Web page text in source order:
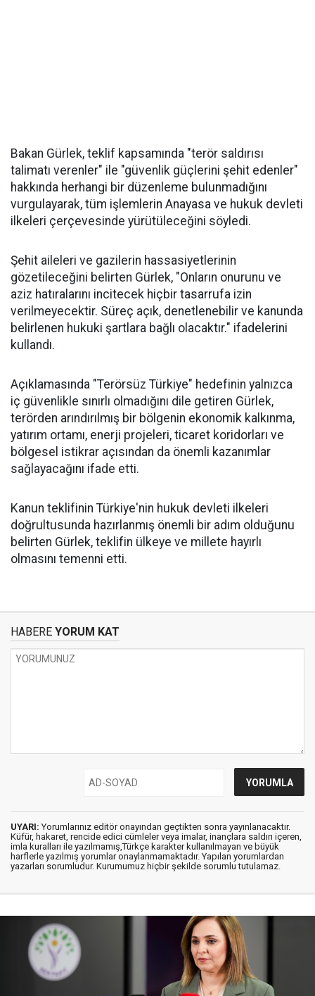
Bakan Gürlek, teklif kapsamında "terör saldırısı
talimatı verenler" ile "güvenlik güçlerini şehit edenler"
hakkında herhangi bir düzenleme bulunmadığını
vurgulayarak, tüm işlemlerin Anayasa ve hukuk devleti
ilkeleri çerçevesinde yürütüleceğini söyledi.
Şehit aileleri ve gazilerin hassasiyetlerinin
gözetileceğini belirten Gürlek, "Onların onurunu ve
aziz hatıralarını incitecek hiçbir tasarrufa izin
verilmeyecektir. Süreç açık, denetlenebilir ve kanunda
belirlenen hukuki şartlara bağlı olacaktır." ifadelerini
kullandı.
Açıklamasında "Terörsüz Türkiye" hedefinin yalnızca
iç güvenlikle sınırlı olmadığını dile getiren Gürlek,
terörden arındırılmış bir bölgenin ekonomik kalkınma,
yatırım ortamı, enerji projeleri, ticaret koridorları ve
bölgesel istikrar açısından da önemli kazanımlar
sağlayacağını ifade etti.
Kanun teklifinin Türkiye'nin hukuk devleti ilkeleri
doğrultusunda hazırlanmış önemli bir adım olduğunu
belirten Gürlek, teklifin ülkeye ve millete hayırlı
olmasını temenni etti.
HABERE YORUM KAT
UYARI: Yorumlarınız editör onayından geçtikten sonra yayınlanacaktır.
Küfür, hakaret, rencide edici cümleler veya imalar, inançlara saldırı içeren,
imla kuralları ile yazılmamış,Türkçe karakter kullanılmayan ve büyük
harflerle yazılmış yorumlar onaylanmamaktadır. Yapılan yorumlardan
yazarları sorumludur. Kurumumuz hiçbir şekilde sorumlu tutulamaz.